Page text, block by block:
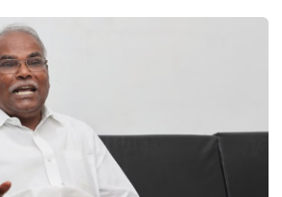
அவரது பணிகள் மென்மேலும் சிறக்க
என எக்ஸ் தளத்தில் பதிவிட்டுள்ளார்
ஸ்டாலின்